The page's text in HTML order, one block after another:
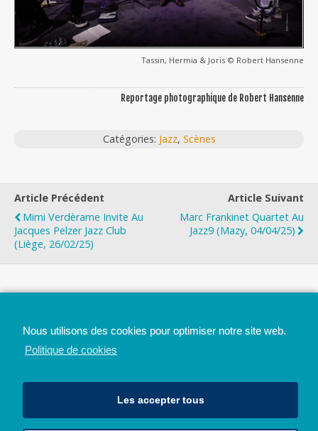
Tassin, Hermia & Joris © Robert Hansenne
Reportage photographique de Robert Hansenne
Catégories: Jazz, Scènes
Article Précédent
Mimi Verdèrame Invite Au
Jacques Pelzer Jazz Club
(Liège, 26/02/25)
Article Suivant
Marc Frankinet Quartet Au
Jazz9 (Mazy, 04/04/25)
Nous utilisons des cookies pour optimiser notre site web.
Politique de cookies
Les accepter tous